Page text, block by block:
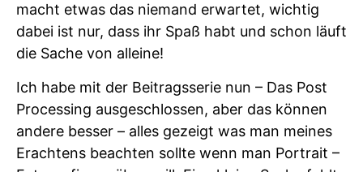
macht etwas das niemand erwartet, wichtig
dabei ist nur, dass ihr Spaß habt und schon läuft
die Sache von alleine!
Ich habe mit der Beitragsserie nun – Das Post
Processing ausgeschlossen, aber das können
andere besser – alles gezeigt was man meines
Erachtens beachten sollte wenn man Portrait –